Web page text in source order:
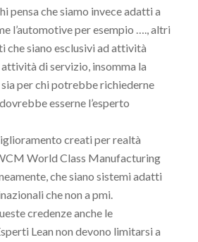
pensa che siamo invece adatti a
l’automotive per esempio …., altri
che siano esclusivi ad attività
di servizio, insomma la
per chi potrebbe richiederne
esserne l’esperto
creati per realtà
World Class Manufacturing
che siano sistemi adatti
che non a pmi.
credenze anche le
Lean non devono limitarsi a